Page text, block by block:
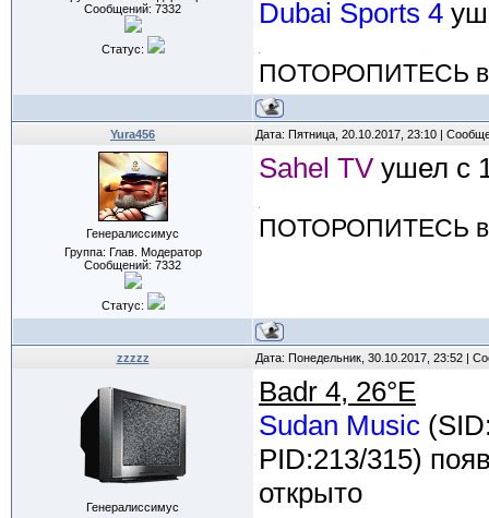
Сообщений: 7332
Статус:
Dubai Sports 4
ПОТОРОПИТЕСЬ
Yura456 Дата: Пятница, 20.10.2017, 23:10 |
Генералиссимус
Группа: Глав. Модератор
Сообщений: 7332
Статус:
Sahel TV ушел с
ПОТОРОПИТЕСЬ
zzzzz Дата: Понедельник, 30.10.2017, 23:52 |
Генералиссимус
Badr 4, 26°E
Sudan Music
PID:213/315)
открыто